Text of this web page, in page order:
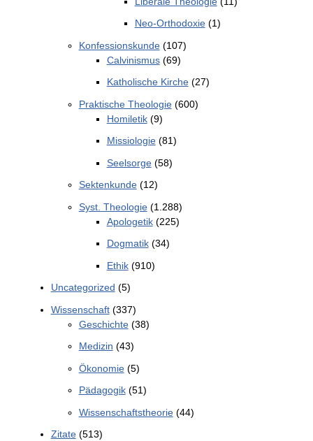
Neo-Orthodoxie(1)
Konfessionskunde(107)
Calvinismus(69)
Katholische Kirche(27)
Praktische Theologie(600)
Homiletik(9)
Missiologie(81)
Seelsorge(58)
Sektenkunde(12)
Syst. Theologie(1.288)
Apologetik(225)
Dogmatik(34)
Ethik(910)
Uncategorized (5)
Wissenschaft(337)
Geschichte(38)
Medizin (43)
Ökonomie(5)
Pädagogik(51)
Wissenschaftstheorie(44)
Zitate(513)